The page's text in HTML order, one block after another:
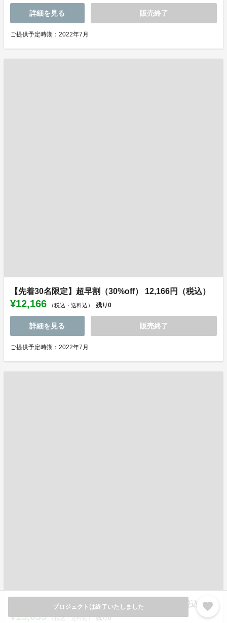
プロジェクトは終了いたしました favorite
詳細を見る 販売終了
ご提供予定時期：2022年7月
【先着30名限定】超早割（30%off） 12,166円（税込）
¥12,166 （税込・送料込） 残り0
詳細を見る 販売終了
ご提供予定時期：2022年7月
【先着70名限定】早割1（25%off） 13,035円（税込）
¥13,035 （税込・送料込） 残り0